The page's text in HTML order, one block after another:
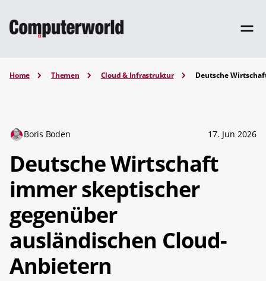
Home Themen Cloud & Infrastruktur Deutsche
Boris Boden 17. Jun 2026
Deutsche Wirtschaft
immer skeptischer
gegenüber
ausländischen Cloud-
Anbietern